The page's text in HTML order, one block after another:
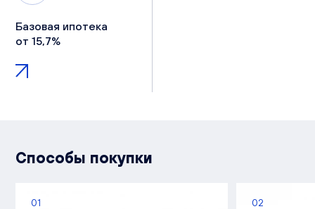
Базовая ипотека
от 15,7%
Способы покупки
01 02